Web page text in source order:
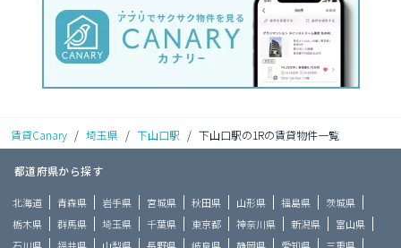
賃貸Canary / 埼玉県 / 下山口駅 / 下山口駅の1Rの賃貸物件一覧
都道府県から探す
北海道 青森県 岩手県 宮城県 秋田県 山形県 福島県
茨城県
栃木県
群馬県 埼玉県 千葉県 東京都 神奈川県 新潟県
富山県